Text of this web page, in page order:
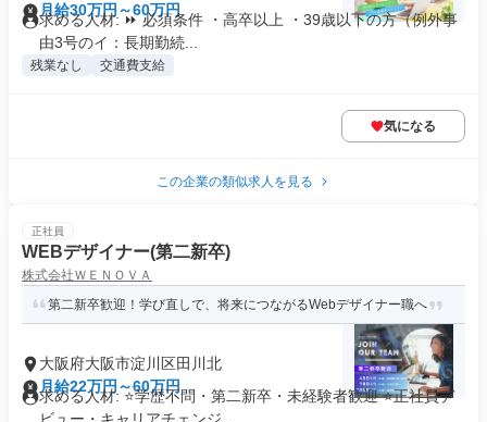
月給30万円～60万円
求める人材: ⏩ 必須条件 ・高卒以上 ・39歳以下の方（例外事
由3号のイ：長期勤続...
残業なし 交通費支給
気になる
この企業の類似求人を見る
正社員
WEBデザイナー(第二新卒)
株式会社ＷＥＮＯＶＡ
第二新卒歓迎！学び直しで、将来につながるWebデザイナー職へ
大阪府大阪市淀川区田川北
月給22万円～60万円
求める人材: ⭐学歴不問・第二新卒・未経験者歓迎 ⭐正社員デ